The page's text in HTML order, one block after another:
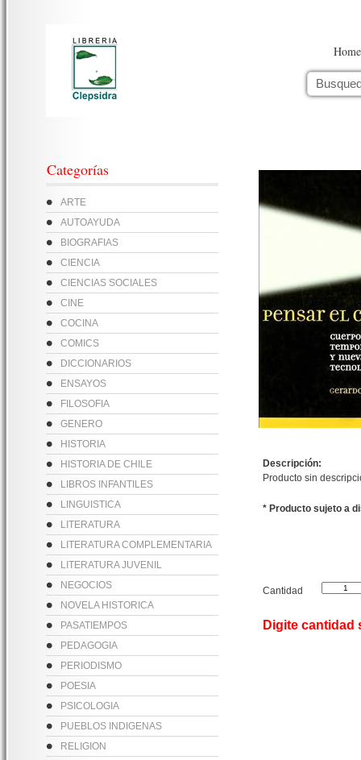
Home
Categorías
ARTE
AUTOAYUDA
BIOGRAFIAS
CIENCIA
CIENCIAS SOCIALES
CINE
COCINA
COMICS
DICCIONARIOS
ENSAYOS
FILOSOFIA
GENERO
HISTORIA
HISTORIA DE CHILE
LIBROS INFANTILES
LINGUISTICA
LITERATURA
LITERATURA COMPLEMENTARIA
LITERATURA JUVENIL
NEGOCIOS
NOVELA HISTORICA
PASATIEMPOS
PEDAGOGIA
PERIODISMO
POESIA
PSICOLOGIA
PUEBLOS INDIGENAS
RELIGION
Descripción:
Producto sin
* Producto sujeto a
Cantidad
Digite